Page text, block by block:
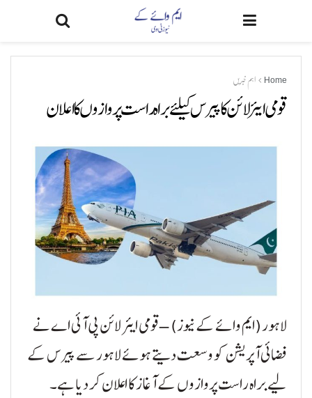
Home اہم خبریں
قومی ایئر لائن کا پیرس کیلئے براہ راست پروازوں کا اعلان
لاہور (ایم وائے کے نیوز) – قومی ایئر لائن پی آئی اے نے
فضائی آپریشن کو وسعت دیتے ہوئے لاہور سے پیرس کے
لیے براہ راست پروازوں کے آغاز کا اعلان کر دیا ہے۔